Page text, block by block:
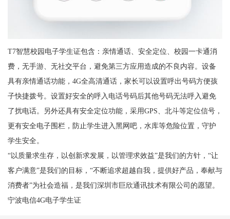
T7智慧校园电子学生证包含：亲情通话、安全定位、校园一卡通消
费，无手游、无社交平台，避免第三方应用造成的不良内容。设备
具有亲情通话功能，4G全高清通话，家长可以设置呼出号码方便孩
子快捷拨号。设置好安全的呼入电话号码后其他号码无法呼入避免
了扰电话。另外还具有安全定位功能，采用GPS、北斗等定位信号，
更有安全电子围栏，防止学生进入黑网吧，水库等危险位置，守护
学生安全。
“以质量求生存，以创新求发展，以管理求效益”是我们的方针，“让
客户满意”是我们的目标，“不断追求超越自我，提供好产品，奉献与
消费者”为社会造福，是我们深圳市巨欣通讯技术有限公司的愿望。
宁波电信4G电子学生证